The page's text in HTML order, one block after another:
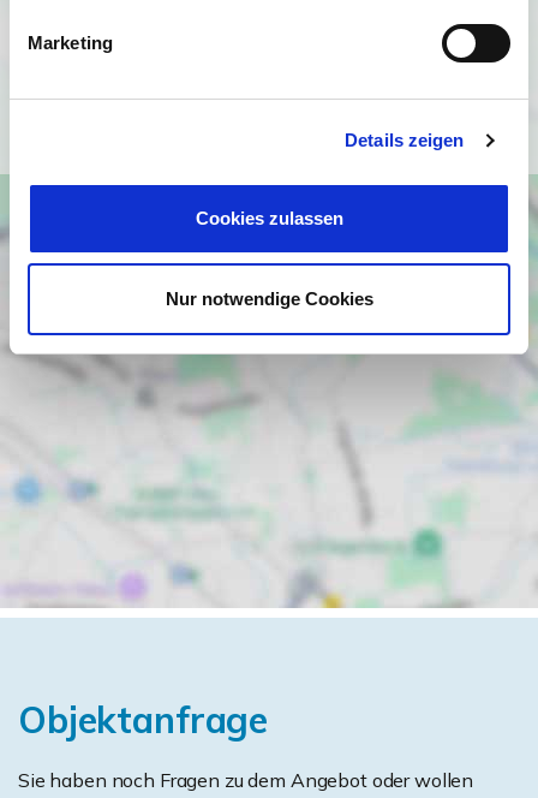
Marketing
Details zeigen
Cookies zulassen
Nur notwendige Cookies
Objektanfrage
Sie haben noch Fragen zu dem Angebot oder wollen